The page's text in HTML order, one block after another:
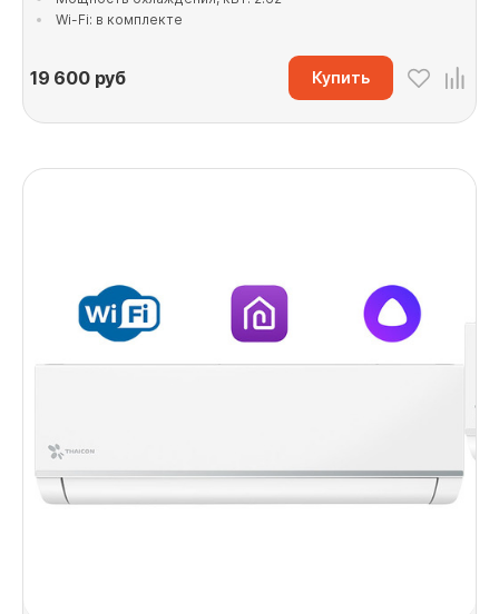
Wi-Fi: в комплекте
19 600руб Купить